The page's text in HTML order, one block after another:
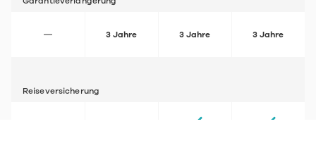
3 Jahre 3 Jahre 3 Jahre
Reiseversicherung